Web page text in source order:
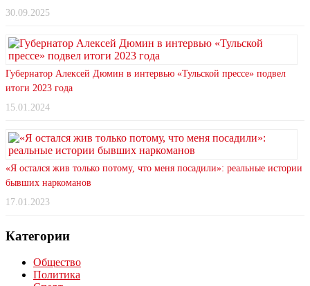
30.09.2025
Губернатор Алексей Дюмин в интервью «Тульской прессе» подвел
итоги 2023 года
15.01.2024
«Я остался жив только потому, что меня посадили»: реальные истории
бывших наркоманов
17.01.2023
Категории
Общество
Политика